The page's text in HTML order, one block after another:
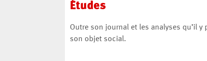
Études
Outre son journal et les analyses qu’il
son objet social.